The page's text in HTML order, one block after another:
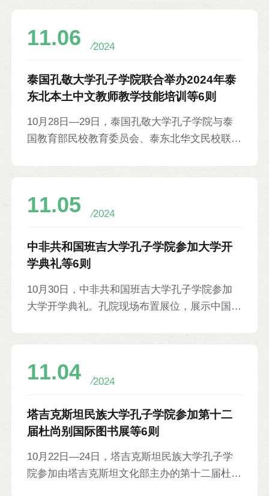
来视频祝贺。中国北京教育学院党委副书记桑锦
斯、国际合作处处长兼孔院塞方院长艾琳娜·阿
夫古斯蒂杜-基里亚库，孔院中方院长王振先以
及大学师生等
11.06 2024
泰国孔敬大学孔子学院联合举办2024年泰
东北本土中文教师教学技能培训等6则
10月28日—29日，泰国孔敬大学孔子学院与泰
国教育部民校教育委员会、泰东北华文民校联谊
育部民教委中文项目顾问、特别政策处前处长黄
大学校长助理阿查拉婉，以及泰东北地区29所
学校的60名本土中文教师参加。
11.05 2024
中非共和国班吉大学孔子学院参加大学开
学典礼等6则
10月30日，中非共和国班吉大学孔子学院参加
大学开学典礼。孔院现场布置展位，展示中国文
现场学习中文。中非共和国总理莫卢瓦、国民议
加。
11.04 2024
塔吉克斯坦民族大学孔子学院参加第十二
届杜尚别国际图书展等6则
10月22日—24日，塔吉克斯坦民族大学孔子学
院参加由塔吉克斯坦文化部主办的第十二届杜尚